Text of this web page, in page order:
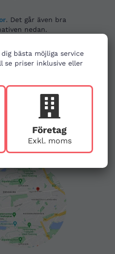
bästa möjliga service
se priser inklusive eller
Företag
Exkl. moms
. Det går även bra
nedan.
medier